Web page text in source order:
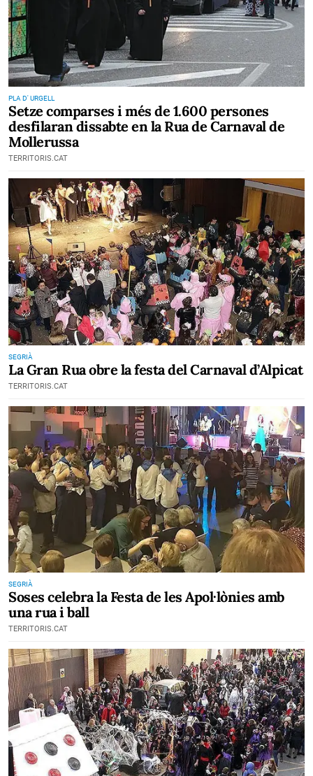
PLA D' URGELL
Setze comparses i més de 1.600 persones
desfilaran dissabte en la Rua de Carnaval de
Mollerussa
TERRITORIS.CAT
SEGRIÀ
La Gran Rua obre la festa del Carnaval d’Alpicat
TERRITORIS.CAT
SEGRIÀ
Soses celebra la Festa de les Apol·lònies amb
una rua i ball
TERRITORIS.CAT